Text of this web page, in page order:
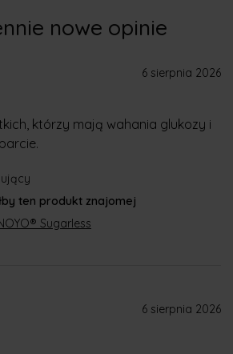
nowe opinie
6 sierpnia 2026
którzy mają wahania glukozy i
ten produkt znajomej
Sugarless
6 sierpnia 2026